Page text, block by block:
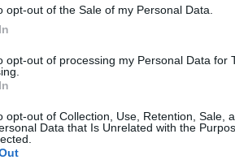
opt-out of the Sale of my Personal Data.
opt-out of processing my Personal Data for
opt-out of Collection, Use, Retention, Sale,
Data that Is Unrelated with the
2441076937